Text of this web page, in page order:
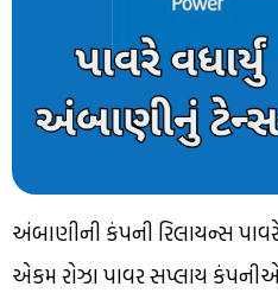
અંબાણીની કંપની રિલાયન્સ
એકમ રોઝા પાવર સપ્લાય કંપનીએ